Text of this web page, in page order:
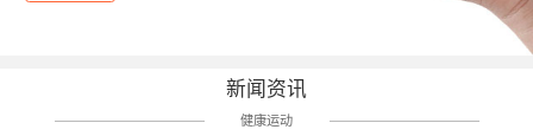
新闻资讯
健康运动